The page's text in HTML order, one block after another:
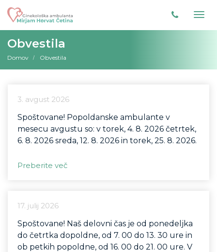
Obvestila
Domov Obvestila
3. avgust 2026
Spoštovane! Popoldanske ambulante v
mesecu avgustu so: v torek, 4. 8. 2026 četrtek,
6. 8. 2026 sreda, 12. 8. 2026 in torek, 25. 8. 2026.
Preberite več
17. julij 2026
Spoštovane! Naš delovni čas je od ponedeljka
do četrtka dopoldne, od 7. 00 do 13. 30 ure in
ob petkih popoldne, od 16. 00 do 21. 00 ure. V